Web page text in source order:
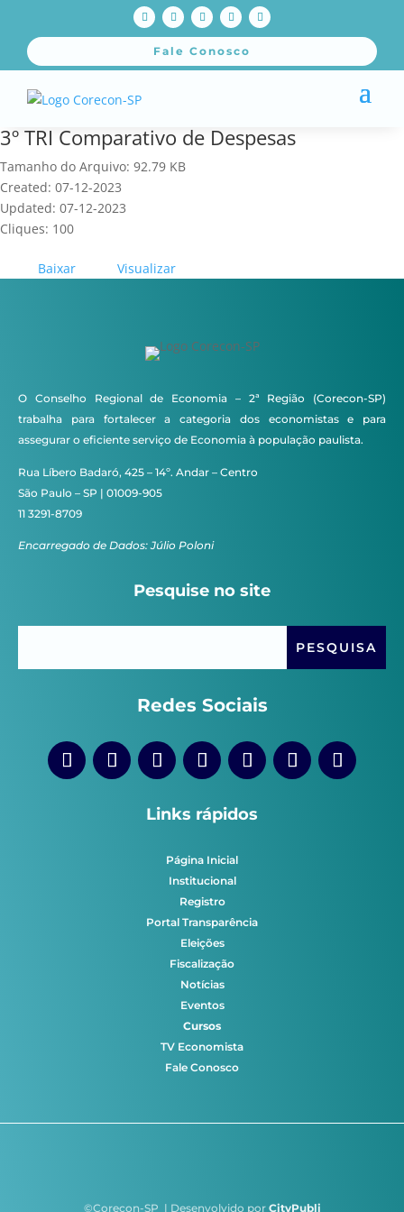
Fale Conosco
3º TRI Comparativo de Despesas
Tamanho do Arquivo: 92.79 KB
Created: 07-12-2023
Updated: 07-12-2023
Cliques: 100
Baixar Visualizar
O Conselho Regional de Economia – 2ª Região (Corecon-SP)
trabalha para fortalecer a categoria dos economistas e para
assegurar o eficiente serviço de Economia à população paulista.
Rua Líbero Badaró, 425 – 14º. Andar – Centro
São Paulo – SP | 01009-905
11 3291-8709
Encarregado de Dados: Júlio Poloni
Pesquise no site
Redes Sociais
Links rápidos
Página Inicial
Institucional
Registro
Portal Transparência
Eleições
Fiscalização
Notícias
Eventos
Cursos
TV Economista
Fale Conosco
©Corecon-SP | Desenvolvido por CityPubli